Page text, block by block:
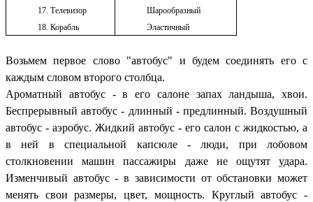
17. Телевизор
18. Корабль
Шарообразный
Эластичный
Возьмем первое слово "автобус" и будем соединять его с
каждым словом второго столбца.
Ароматный автобус - в его салоне запах ландыша, хвои.
Беспрерывный автобус - длинный - предлинный. Воздушный
автобус - аэробус. Жидкий автобус - его салон с жидкостью, а
в ней в специальной капсюле - люди, при лобовом
столкновении машин пассажиры даже не ощутят удара.
Изменчивый автобус - в зависимости от обстановки может
менять свои размеры, цвет, мощность. Круглый автобус -